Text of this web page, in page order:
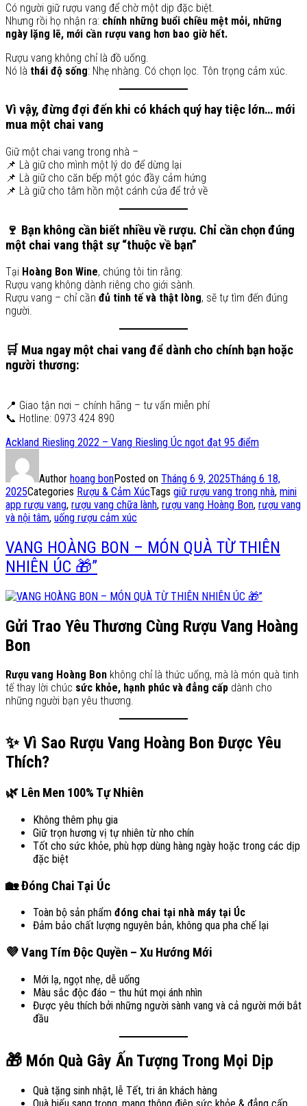
Có người giữ rượu vang để chờ một dịp đặc biệt.
Nhưng rồi họ nhận ra: chính những buổi chiều mệt mỏi, những
ngày lặng lẽ, mới cần rượu vang hơn bao giờ hết.
Rượu vang không chỉ là đồ uống.
Nó là thái độ sống: Nhẹ nhàng. Có chọn lọc. Tôn trọng cảm xúc.
Vì vậy, đừng đợi đến khi có khách quý hay tiệc lớn… mới
mua một chai vang
Giữ một chai vang trong nhà –
📌 Là giữ cho mình một lý do để dừng lại
📌 Là giữ cho căn bếp một góc đầy cảm hứng
📌 Là giữ cho tâm hồn một cánh cửa để trở về
🍷 Bạn không cần biết nhiều về rượu. Chỉ cần chọn đúng
một chai vang thật sự “thuộc về bạn”
Tại Hoàng Bon Wine, chúng tôi tin rằng:
Rượu vang không dành riêng cho giới sành.
Rượu vang – chỉ cần đủ tinh tế và thật lòng, sẽ tự tìm đến đúng
người.
🛒 Mua ngay một chai vang để dành cho chính bạn hoặc
người thương:
📍 Giao tận nơi – chính hãng – tư vấn miễn phí
📞 Hotline: 0973 424 890
Ackland Riesling 2022 – Vang Riesling Úc ngọt đạt 95 điểm
Author hoang bonPosted on Tháng 6 9, 2025Tháng 6 18,
2025Categories Rượu & Cảm XúcTags giữ rượu vang trong nhà, mini
app rượu vang, rượu vang chữa lành, rượu vang Hoàng Bon, rượu vang
và nội tâm, uống rượu cảm xúc
VANG HOÀNG BON – MÓN QUÀ TỪ THIÊN
NHIÊN ÚC 🎁”
Gửi Trao Yêu Thương Cùng Rượu Vang Hoàng
Bon
Rượu vang Hoàng Bon không chỉ là thức uống, mà là món quà tinh
tế thay lời chúc sức khỏe, hạnh phúc và đẳng cấp dành cho
những người bạn yêu thương.
✨ Vì Sao Rượu Vang Hoàng Bon Được Yêu
Thích?
🌿 Lên Men 100% Tự Nhiên
Không thêm phụ gia
Giữ trọn hương vị tự nhiên từ nho chín
Tốt cho sức khỏe, phù hợp dùng hàng ngày hoặc trong các dịp
đặc biệt
🏡 Đóng Chai Tại Úc
Toàn bộ sản phẩm đóng chai tại nhà máy tại Úc
Đảm bảo chất lượng nguyên bản, không qua pha chế lại
💜 Vang Tím Độc Quyền – Xu Hướng Mới
Mới lạ, ngọt nhẹ, dễ uống
Màu sắc độc đáo – thu hút mọi ánh nhìn
Được yêu thích bởi những người sành vang và cả người mới bắt
đầu
🎁 Món Quà Gây Ấn Tượng Trong Mọi Dịp
Quà tặng sinh nhật, lễ Tết, tri ân khách hàng
Quà biếu sang trọng, mang thông điệp sức khỏe & đẳng cấp